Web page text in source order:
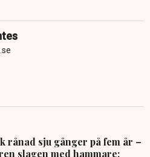
rånad sju gånger på fem år –
slagen med hammare: